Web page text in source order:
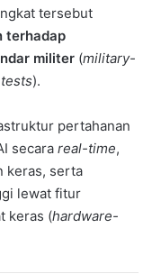
tersebut
terhadap
militer (military-
).
pertahanan
secara real-time,
keras, serta
lewat fitur
keras (hardware-